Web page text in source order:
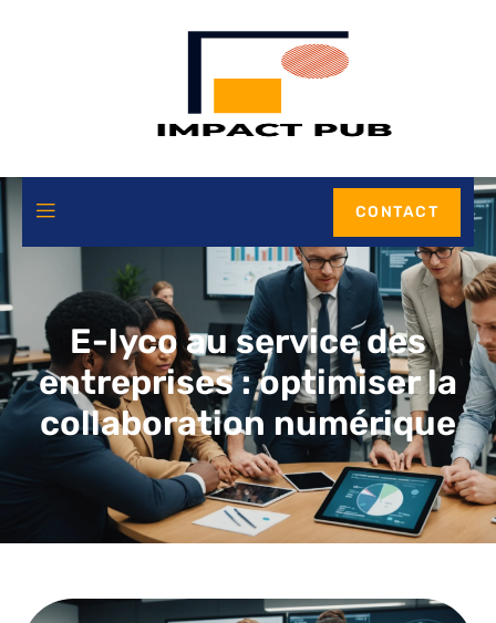
CONTACT
E-lyco au service des
entreprises : optimiser la
collaboration numérique